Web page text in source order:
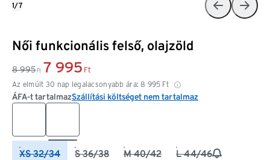
Női funkcionális felső, olajzöld
8 995 Ft 7 995 Ft
Az elmúlt 30 nap legalacsonyabb ára: 8 995 Ft
ÁFA-t tartalmazSzállítási költséget nem tartalmaz
XS 32/34 S 36/38 M 40/42 L 44/46
1/7